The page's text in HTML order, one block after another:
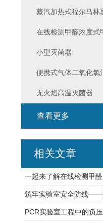
蒸汽加热式福尔马林
在线检测甲醛浓度式
小型灭菌器
便携式气体二氧化氯
无火焰高温灭菌器
查看更多
相关文章
PCR实验室工程中的负